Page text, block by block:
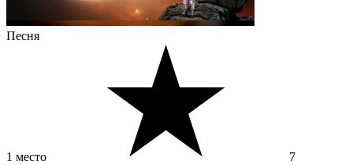
Песня
1 место 7